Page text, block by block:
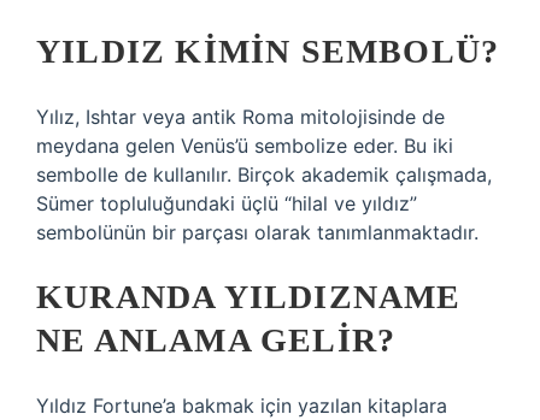
YILDIZ KIMIN SEMBOLÜ?
Yılız, Ishtar veya antik Roma mitolojisinde de
meydana gelen Venüs’ü sembolize eder. Bu iki
sembolle de kullanılır. Birçok akademik çalışmada,
Sümer topluluğundaki üçlü “hilal ve yıldız”
sembolünün bir parçası olarak tanımlanmaktadır.
KURANDA YILDIZNAME
NE ANLAMA GELIR?
Yıldız Fortune’a bakmak için yazılan kitaplara